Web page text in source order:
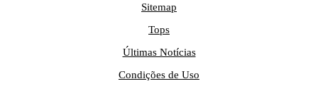
Sitemap
Tops
Últimas Notícias
Condições de Uso